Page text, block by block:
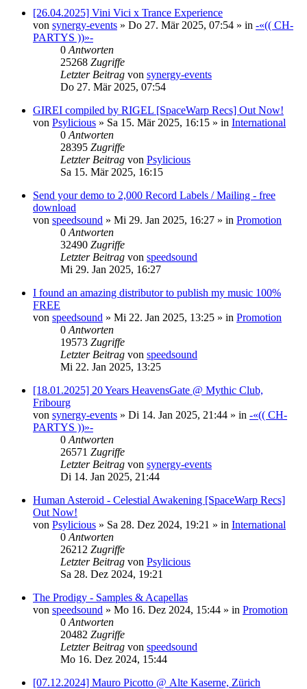
[26.04.2025] Vini Vici x Trance Experience
von synergy-events » Do 27. Mär 2025, 07:54 » in -«(( CH-
PARTYS ))»-
0 Antworten
25268 Zugriffe
Letzter Beitrag von synergy-events
Do 27. Mär 2025, 07:54
GIREI compiled by RIGEL [SpaceWarp Recs] Out Now!
von Psylicious » Sa 15. Mär 2025, 16:15 » in International
0 Antworten
28395 Zugriffe
Letzter Beitrag von Psylicious
Sa 15. Mär 2025, 16:15
Send your demo to 2,000 Record Labels / Mailing - free
download
von speedsound » Mi 29. Jan 2025, 16:27 » in Promotion
0 Antworten
32490 Zugriffe
Letzter Beitrag von speedsound
Mi 29. Jan 2025, 16:27
I found an amazing distributor to publish my music 100%
FREE
von speedsound » Mi 22. Jan 2025, 13:25 » in Promotion
0 Antworten
19573 Zugriffe
Letzter Beitrag von speedsound
Mi 22. Jan 2025, 13:25
[18.01.2025] 20 Years HeavensGate @ Mythic Club,
Fribourg
von synergy-events » Di 14. Jan 2025, 21:44 » in -«(( CH-
PARTYS ))»-
0 Antworten
26571 Zugriffe
Letzter Beitrag von synergy-events
Di 14. Jan 2025, 21:44
Human Asteroid - Celestial Awakening [SpaceWarp Recs]
Out Now!
von Psylicious » Sa 28. Dez 2024, 19:21 » in International
0 Antworten
26212 Zugriffe
Letzter Beitrag von Psylicious
Sa 28. Dez 2024, 19:21
The Prodigy - Samples & Acapellas
von speedsound » Mo 16. Dez 2024, 15:44 » in Promotion
0 Antworten
20482 Zugriffe
Letzter Beitrag von speedsound
Mo 16. Dez 2024, 15:44
[07.12.2024] Mauro Picotto @ Alte Kaserne, Zürich